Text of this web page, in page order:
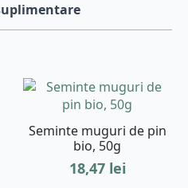
Seminte muguri de pin
bio, 50g
18,47 lei